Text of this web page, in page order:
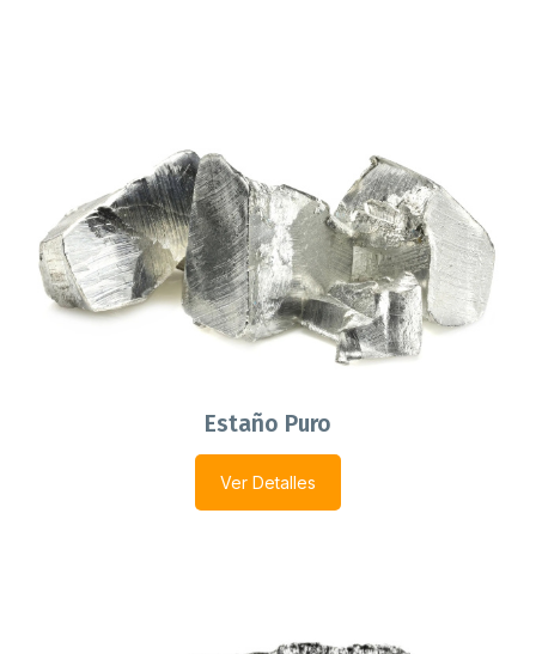
Estaño Puro
Ver Detalles